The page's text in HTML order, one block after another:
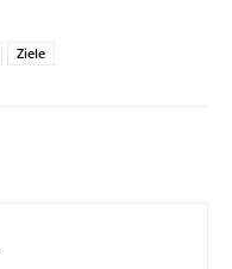
Ziele